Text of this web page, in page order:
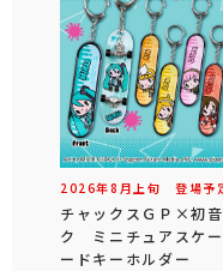
2026年8 月 上旬 登場予
チャックスＧＰ×初
ク ミニチュアスケー
ードキーホルダー